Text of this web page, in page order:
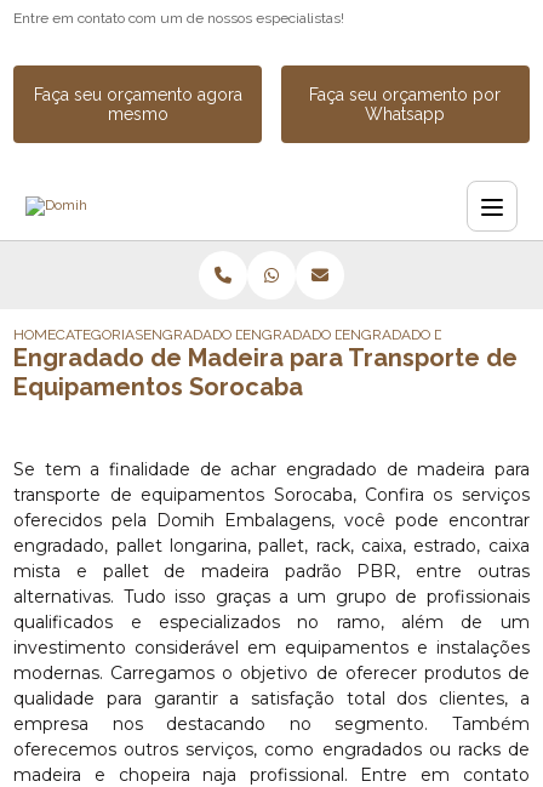
Entre em contato com um de nossos especialistas!
Faça seu orçamento agora
mesmo
Faça seu orçamento por
Whatsapp
HOMECATEGORIASENGRADADO DE MADEIRAENGRADADO DE MADEIRA PARA CARGA
ENGRADADO DE MADEIRA
Engradado de Madeira para Transporte de
Equipamentos Sorocaba
Se tem a finalidade de achar engradado de madeira para
transporte de equipamentos Sorocaba, Confira os serviços
oferecidos pela Domih Embalagens, você pode encontrar
engradado, pallet longarina, pallet, rack, caixa, estrado, caixa
mista e pallet de madeira padrão PBR, entre outras
alternativas. Tudo isso graças a um grupo de profissionais
qualificados e especializados no ramo, além de um
investimento considerável em equipamentos e instalações
modernas. Carregamos o objetivo de oferecer produtos de
qualidade para garantir a satisfação total dos clientes, a
empresa nos destacando no segmento. Também
oferecemos outros serviços, como engradados ou racks de
madeira e chopeira naja profissional. Entre em contato